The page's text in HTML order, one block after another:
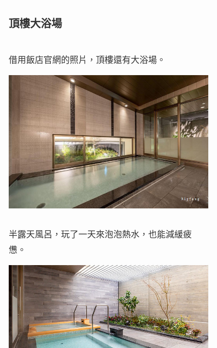
頂樓大浴場
借用飯店官網的照片，頂樓還有大浴場。
半露天風呂，玩了一天來泡泡熱水，也能減緩疲
憊。